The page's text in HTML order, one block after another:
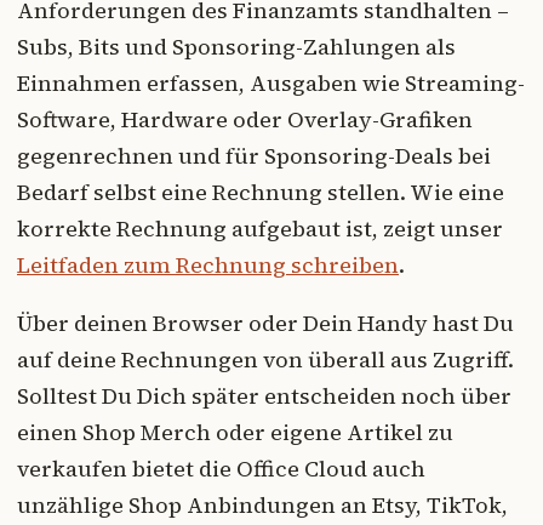
Anforderungen des Finanzamts standhalten –
Subs, Bits und Sponsoring-Zahlungen als
Einnahmen erfassen, Ausgaben wie Streaming-
Software, Hardware oder Overlay-Grafiken
gegenrechnen und für Sponsoring-Deals bei
Bedarf selbst eine Rechnung stellen. Wie eine
korrekte Rechnung aufgebaut ist, zeigt unser
Leitfaden zum Rechnung schreiben.
Über deinen Browser oder Dein Handy hast Du
auf deine Rechnungen von überall aus Zugriff.
Solltest Du Dich später entscheiden noch über
einen Shop Merch oder eigene Artikel zu
verkaufen bietet die Office Cloud auch
unzählige Shop Anbindungen an Etsy, TikTok,